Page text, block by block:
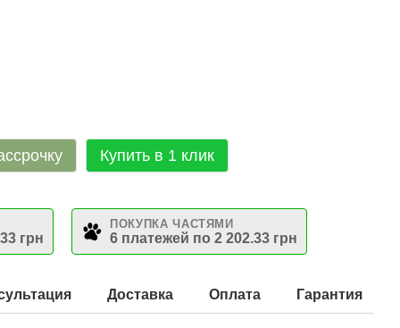
Купить в 1 клик
грн
ПОКУПКА ЧАСТЯМИ
6 платежей по 2 202.33 грн
Доставка Оплата Гарантия